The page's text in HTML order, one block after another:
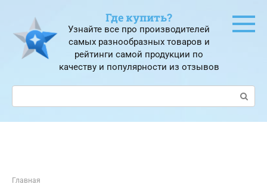
контенту
Где купить?
Узнайте все про производителей
самых разнообразных товаров и
рейтинги самой продукции по
качеству и популярности из отзывов
Поиск:
Главная